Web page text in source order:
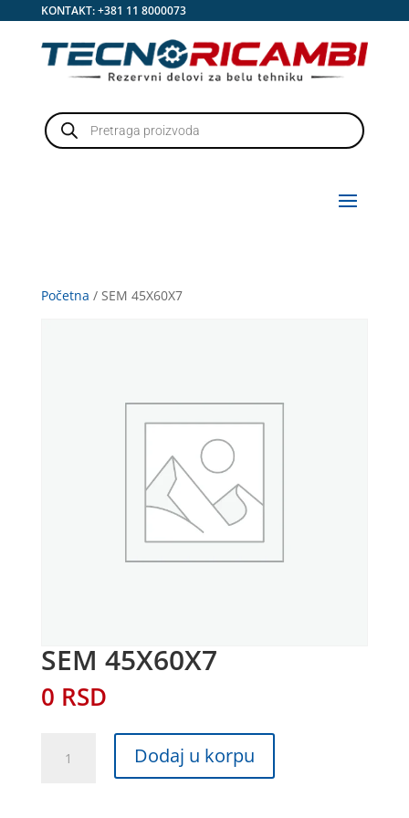
KONTAKT:+381 11 8000073
Products
search
Početna / SEM 45X60X7
SEM 45X60X7
0 RSD
45X60X7
Dodaj u korpu